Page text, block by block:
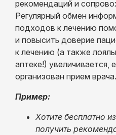
рекомендаций и
Регулярный обмен
подходов к лечению
и повысить доверие
к лечению (а также
аптеке!) увеличивается,
организован прием врача.
Пример:
Хотите бесплатно
получить